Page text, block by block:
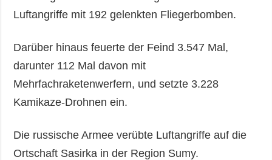
Luftangriffe mit 192 gelenkten Fliegerbomben.
Darüber hinaus feuerte der Feind 3.547 Mal,
darunter 112 Mal davon mit
Mehrfachraketenwerfern, und setzte 3.228
Kamikaze-Drohnen ein.
Die russische Armee verübte Luftangriffe auf die
Ortschaft Sasirka in der Region Sumy.